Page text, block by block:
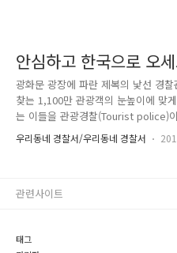
안심하고 한국으로 오
찰'이 여러분을 지켜드
광화문 광장에 파란 제복의 낯선 경
찾는 1,100만 관광객의 눈높이에 맞
는 이들을 관광경찰(Tourist police)
문 광장에서 '관광경찰 발대식'이 열
선글라스를 쓴 경찰관 101명이 힘찬
은 현직경찰관 중에서 외국어 능력
우리동네 경찰서/우리동네 경찰서
태그
관련사이트